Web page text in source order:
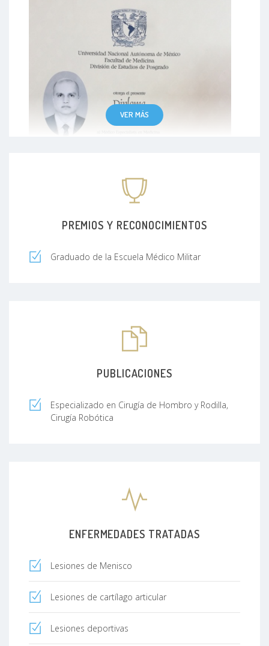
VER MÁS
PREMIOS Y RECONOCIMIENTOS
Graduado de la Escuela Médico Militar
PUBLICACIONES
Especializado en Cirugía de Hombro y Rodilla,
Cirugía Robótica
ENFERMEDADES TRATADAS
Lesiones de Menisco
Lesiones de cartílago articular
Lesiones deportivas